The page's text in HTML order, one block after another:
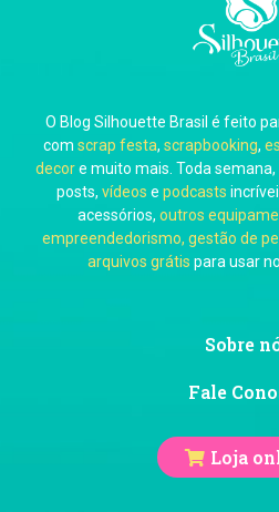
O Blog Silhouette Brasil é feito
com scrap festa, scrapbooking,
decore muito mais. Toda
posts, vídeos e podcasts
acessórios, outros
empreendedorismo, gestão de
arquivos grátis para usar no
Sobre
Fale
Loja